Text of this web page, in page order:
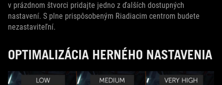
v prázdnom štvorci pridajte jedno z ďalších dostupných
nastavení. S plne prispôsobeným Riadiacim centrom budete
nezastaviteľní.
OPTIMALIZÁCIA HERNÉHO NASTAVENIA